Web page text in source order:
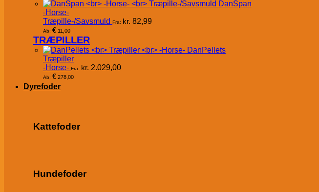
DanSpan
-Horse-
Træpille-/Savsmuld Fra: kr. 82,99
Ab: € 11,00
TRÆPILLER
DanPellets
Træpiller
-Horse- Fra: kr. 2.029,00
Ab: € 278,00
Dyrefoder
Kattefoder
Hundefoder